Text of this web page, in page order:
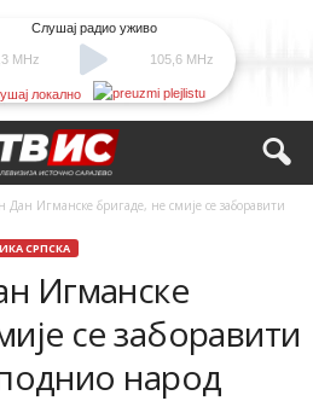
MHz
Слушај радио уживо
105,6 MHz
локално
Игманске бригаде, не смије се заборавити
СРПСКА
Игманске
се заборавити
народ